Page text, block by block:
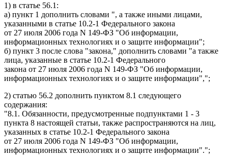
1) в статье 56.1:
а) пункт 1 дополнить словами ", а также иными лицами,
указанными в статье 10.2-1 Федерального закона
от 27 июля 2006 года N 149-ФЗ "Об информации,
информационных технологиях и о защите информации";
б) пункт 3 после слова "закона," дополнить словами "а также
лица, указанные в статье 10.2-1 Федерального
закона от 27 июля 2006 года N 149-ФЗ "Об информации,
информационных технологиях и о защите информации",";
2) статью 56.2 дополнить пунктом 8.1 следующего
содержания:
"8.1. Обязанности, предусмотренные подпунктами 1 - 3
пункта 8 настоящей статьи, также распространяются на лиц,
указанных в статье 10.2-1 Федерального закона
от 27 июля 2006 года N 149-ФЗ "Об информации,
информационных технологиях и о защите информации".";